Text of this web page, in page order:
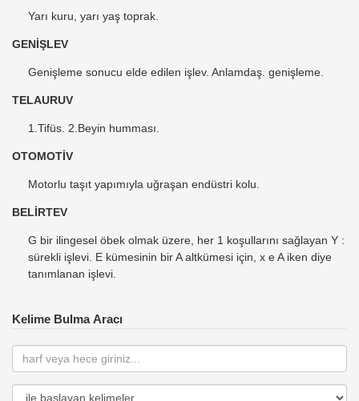
Yarı kuru, yarı yaş toprak.
GENİŞLEV
Genişleme sonucu elde edilen işlev. Anlamdaş. genişleme.
TELAURUV
1.Tifüs. 2.Beyin humması.
OTOMOTİV
Motorlu taşıt yapımıyla uğraşan endüstri kolu.
BELİRTEV
G bir ilingesel öbek olmak üzere, her 1 koşullarını sağlayan Y :
sürekli işlevi. E kümesinin bir A altkümesi için, x e A iken diye
tanımlanan işlevi.
Kelime Bulma Aracı